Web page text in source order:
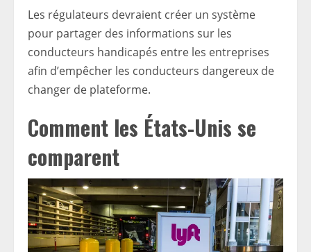
Les régulateurs devraient créer un système
pour partager des informations sur les
conducteurs handicapés entre les entreprises
afin d’empêcher les conducteurs dangereux de
changer de plateforme.
Comment les États-Unis se
comparent